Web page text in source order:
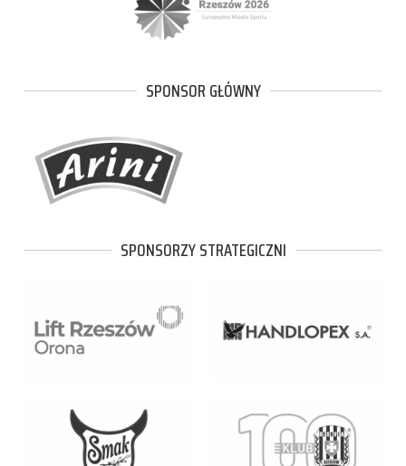
SPONSOR GŁÓWNY
SPONSORZY STRATEGICZNI